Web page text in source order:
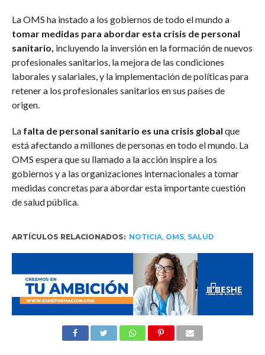
La OMS ha instado a los gobiernos de todo el mundo a
tomar medidas para abordar esta crisis de personal
sanitario, incluyendo la inversión en la formación de nuevos
profesionales sanitarios, la mejora de las condiciones
laborales y salariales, y la implementación de políticas para
retener a los profesionales sanitarios en sus países de
origen.
La falta de personal sanitario es una crisis global que
está afectando a millones de personas en todo el mundo. La
OMS espera que su llamado a la acción inspire a los
gobiernos y a las organizaciones internacionales a tomar
medidas concretas para abordar esta importante cuestión
de salud pública.
ARTÍCULOS RELACIONADOS: NOTICIA, OMS, SALUD